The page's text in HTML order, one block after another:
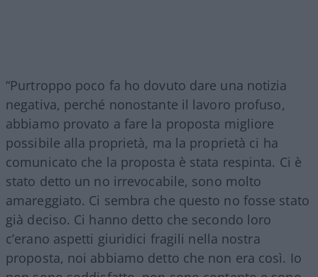
“Purtroppo poco fa ho dovuto dare una notizia
negativa, perché nonostante il lavoro profuso,
abbiamo provato a fare la proposta migliore
possibile alla proprietà, ma la proprietà ci ha
comunicato che la proposta è stata respinta. Ci è
stato detto un no irrevocabile, sono molto
amareggiato. Ci sembra che questo no fosse stato
già deciso. Ci hanno detto che secondo loro
c’erano aspetti giuridici fragili nella nostra
proposta, noi abbiamo detto che non era così. Io